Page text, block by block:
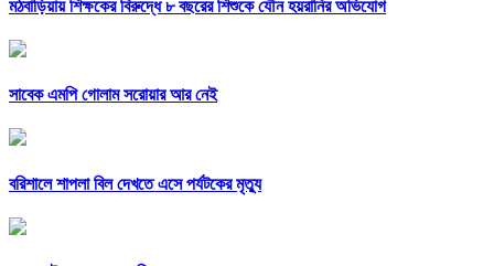
মঠবাড়িয়ায় শিক্ষকের বিরুদ্ধে ৮ বছরের শিশুকে যৌন হয়রানির অভিযোগ
সাবেক এমপি গোলাম সরোয়ার আর নেই
বরিশালে শাপলা বিল দেখতে এসে পর্যটকের মৃত্যু